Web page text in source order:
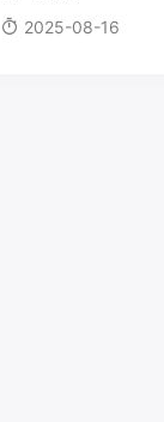
2025-08-16